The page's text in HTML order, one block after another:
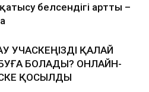
белсендігі артты –
УЧАСКЕҢІЗДІ ҚАЛАЙ
БОЛАДЫ? ОНЛАЙН-
ҚОСЫЛДЫ